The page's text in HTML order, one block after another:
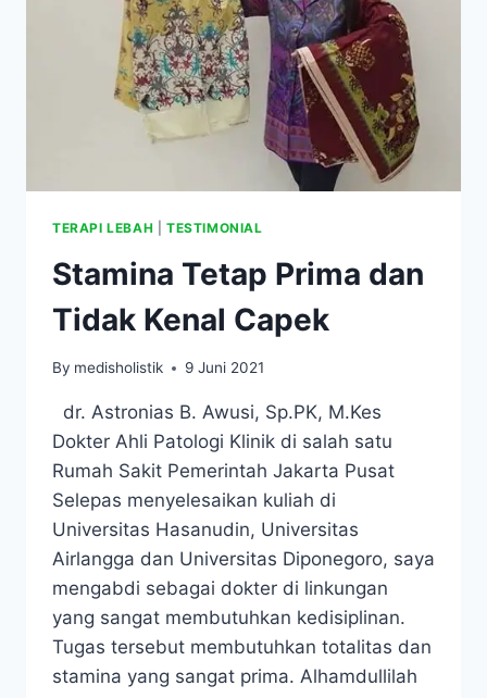
TERAPI LEBAH TESTIMONIAL
Stamina Tetap Prima dan
Tidak Kenal Capek
By medisholistik 9 Juni 2021
dr. Astronias B. Awusi, Sp.PK, M.Kes
Dokter Ahli Patologi Klinik di salah satu
Rumah Sakit Pemerintah Jakarta Pusat
Selepas menyelesaikan kuliah di
Universitas Hasanudin, Universitas
Airlangga dan Universitas Diponegoro, saya
mengabdi sebagai dokter di linkungan
yang sangat membutuhkan kedisiplinan.
Tugas tersebut membutuhkan totalitas dan
stamina yang sangat prima. Alhamdullilah